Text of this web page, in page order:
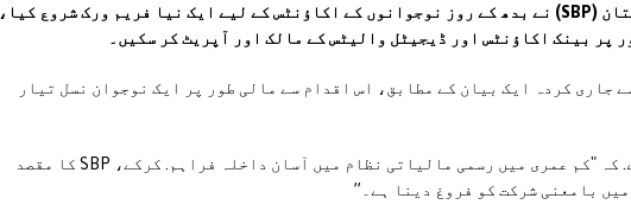
اسٹیٹ بینک آف پاکستان (SBP) نے بدھ کے روز نوجوانوں کے اکاؤنٹس کے لیے ایک نیا فریم ورک شروع کیا،
پر بینک اکاؤنٹس اور ڈیجیٹل والیٹس کے مالک اور آپریٹ کر سکیں۔
جاری کردہ ایک بیان کے مطابق، اس اقدام سے مالی طور پر ایک نوجوان نسل تیار
بیان میں کہا گیا ہے. کہ "کم عمری میں رسمی مالیاتی نظام میں آسان داخلہ فراہم. کرکے، SBP کا مقصد
بامعنی شرکت کو فروغ دینا ہے۔”